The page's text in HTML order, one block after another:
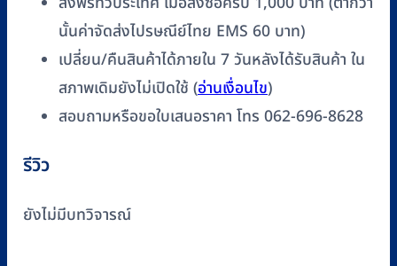
นั้นค่าจัดส่งไปรษณีย์ไทย EMS 60 บาท)
เปลี่ยน/คืนสินค้าได้ภายใน 7 วันหลังได้รับสินค้า ใน
สภาพเดิมยังไม่เปิดใช้ (อ่านเงื่อนไข)
สอบถามหรือขอใบเสนอราคา โทร 062-696-8628
รีวิว
ยังไม่มีบทวิจารณ์